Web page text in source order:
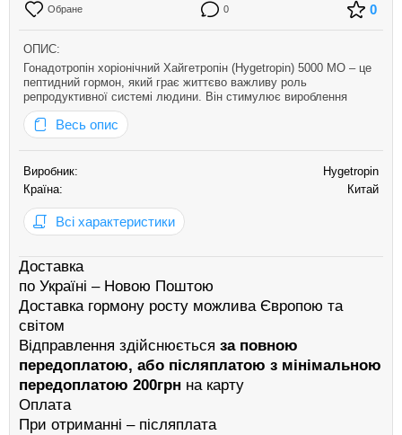
Обране 0 0
ОПИС:
Гонадотропін хоріонічний Хайгетропін (Hygetropin) 5000 МО – це
пептидний гормон, який грає життєво важливу роль
репродуктивної системі людини. Він стимулює вироблення
тестостерону та інших чоловічих статевих гормонів, що робить
його цінним інструментом для бодібілдерів та атлетів, а також
для …
Весь опис
Виробник:
Hygetropin
Країна:
Китай
Всі характеристики
Доставка
по Україні – Новою Поштою
Доставка гормону росту можлива Європою та
світом
Відправлення здійснюється за повною
передоплатою, або післяплатою з мінімальною
передоплатою 200грн на карту
Оплата
При отриманні – післяплата